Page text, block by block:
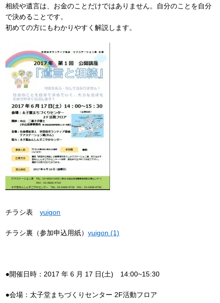
相続や遺言は、お金のことだけではありません。自分のことを自分
で決めることです。
初めての方にもわかりやすく解説します。
チラシ表yuigon
チラシ裏（参加申込用紙）yuigon (1)
●開催日時：2017 年 6 月 17 日(土) 14:00~15:30
●会場：太子堂まちづくりセンター 2F活動フロア